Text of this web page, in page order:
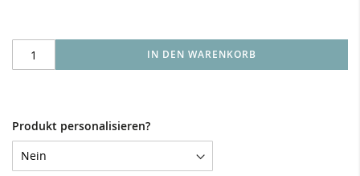
IN DEN WARENKORB
Produkt personalisieren?